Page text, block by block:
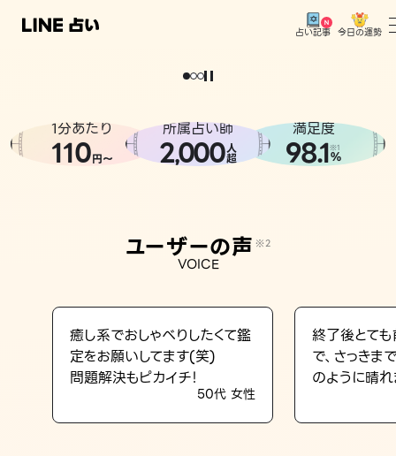
占い記事 今日の運勢
相談事例
占い記事
LINE占いを開く
どうせなら
。
1分あたり
110円〜
所属占い師
2,000人
超
満足度
98.1※1
%
ユーザーの声 ※2
VOICE
癒し系でおしゃべりしたくて鑑
定をお願いしてます(笑)
問題解決もピカイチ！
50代 女性
終了後とて
で、さっき
のように晴れ